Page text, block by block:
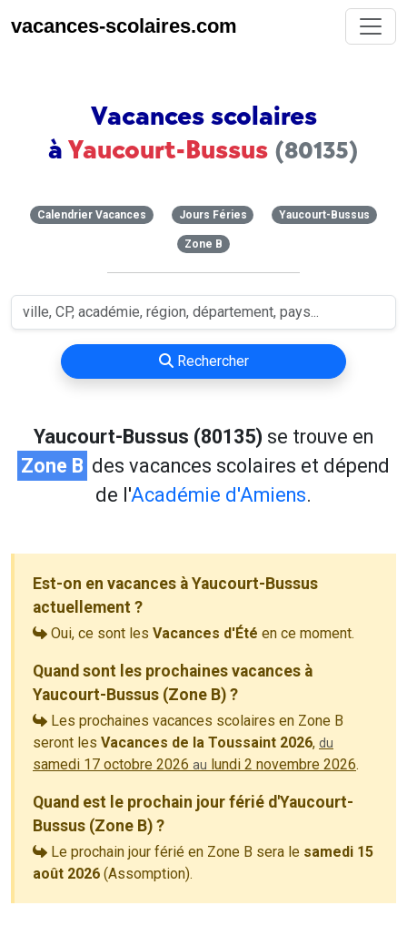
vacances-scolaires.com
Vacances scolaires
àYaucourt-Bussus (80135)
Calendrier Vacances Jours Féries Yaucourt-Bussus
Zone B
Rechercher
Yaucourt-Bussus (80135) se trouve en
Zone B des vacances scolaires et dépend
de l'Académie d'Amiens.
Est-on en vacances à Yaucourt-Bussus
actuellement ?
Oui, ce sont les Vacances d'Été en ce moment.
Quand sont les prochaines vacances à
Yaucourt-Bussus (Zone B) ?
Les prochaines vacances scolaires en Zone B
seront les Vacances de la Toussaint 2026, du
samedi 17 octobre 2026 au lundi 2 novembre 2026.
Quand est le prochain jour férié d'Yaucourt-
Bussus (Zone B) ?
Le prochain jour férié en Zone B sera le samedi 15
août 2026 (Assomption).